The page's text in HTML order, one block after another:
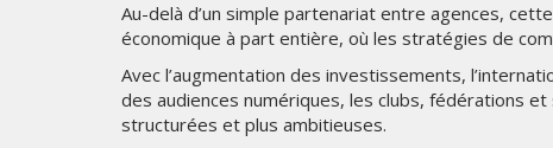
Au-delà d’un simple partenariat entre agences,
économique à part entière, où les stratégies de
Avec l’augmentation des investissements,
des audiences numériques, les clubs, fédérations
structurées et plus ambitieuses.